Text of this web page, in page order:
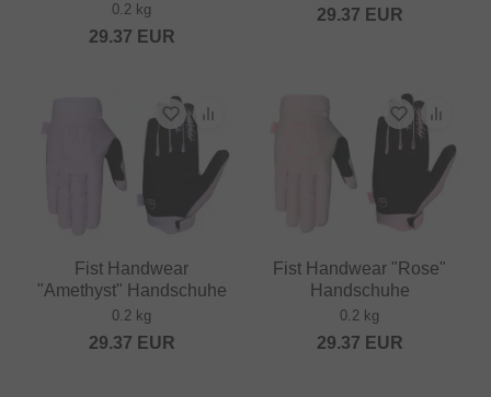
0.2 kg
29.37 EUR
29.37 EUR
Fist Handwear
"Amethyst" Handschuhe
0.2 kg
29.37 EUR
Fist Handwear "Rose"
Handschuhe
0.2 kg
29.37 EUR